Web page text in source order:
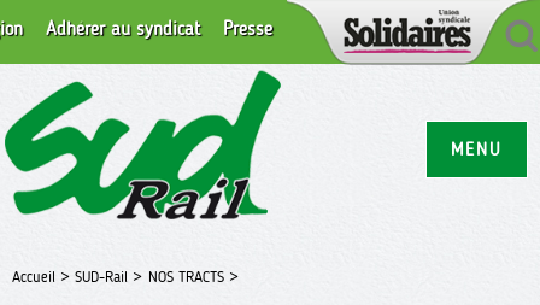
MENU
Adhérer au syndicat Presse
Accueil > SUD-Rail > NOS TRACTS >